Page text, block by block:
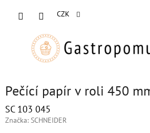
CZK
Pečící papír v roli 450
SC 103 045
Značka: SCHNEIDER